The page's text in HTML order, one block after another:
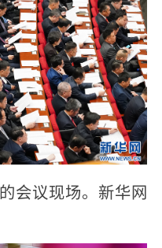
会议现场。新华网